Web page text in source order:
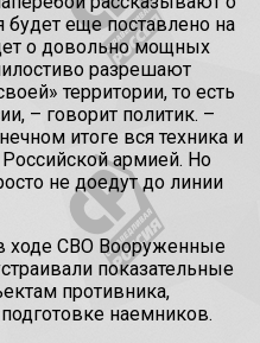
будет еще поставлено на
о довольно мощных
разрешают
территории, то есть
– говорит политик. –
итоге вся техника и
армией. Но
не доедут до линии
ходе СВО Вооруженные
показательные
противника,
наемников.